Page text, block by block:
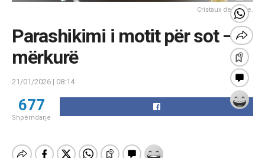
Cristaux de neige.
Parashikimi i motit për sot – e
mërkurë
21/01/2026 | 08:14
677
Shpërndarje